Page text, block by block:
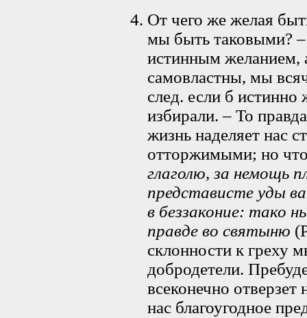
От чего же желая
мы быть таковыми? –
истинным желанием,
самовластны, мы
след. если б
избирали. – То
жизнь наделяет нас
отторжимыми; но
глаголю, за немощь
представисте уды
в беззаконие: тако
правде во святыню
склонности к греху
добродетели.
всеконечно отверзет
нас благоугодное